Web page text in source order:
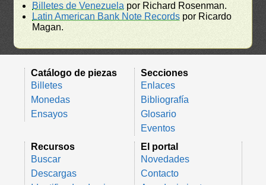
Billetes de Venezuela por Richard Rosenman.
Latin American Bank Note Records por Ricardo
Magan.
Catálogo de piezas
Billetes
Monedas
Ensayos
Secciones
Enlaces
Bibliografía
Glosario
Eventos
Recursos
Buscar
Descargas
El portal
Novedades
Contacto